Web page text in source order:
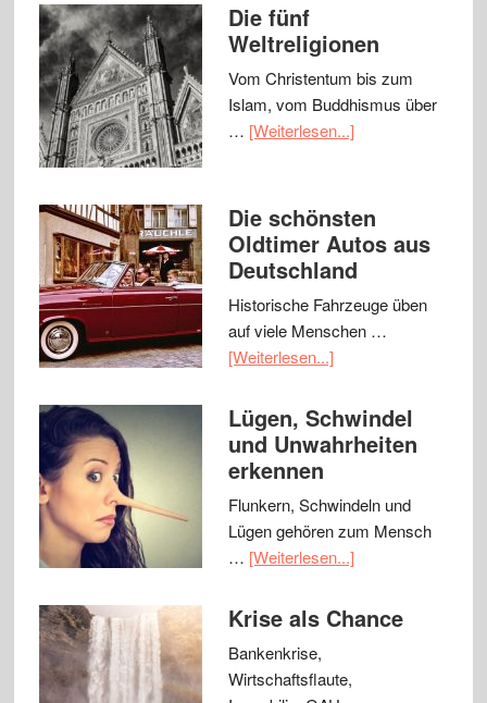
Die fünf
Weltreligionen
Vom Christentum bis zum
Islam, vom Buddhismus über
… [Weiterlesen...]
Die schönsten
Oldtimer Autos aus
Deutschland
Historische Fahrzeuge üben
auf viele Menschen …
[Weiterlesen...]
Lügen, Schwindel
und Unwahrheiten
erkennen
Flunkern, Schwindeln und
Lügen gehören zum Mensch
… [Weiterlesen...]
Krise als Chance
Bankenkrise,
Wirtschaftsflaute,